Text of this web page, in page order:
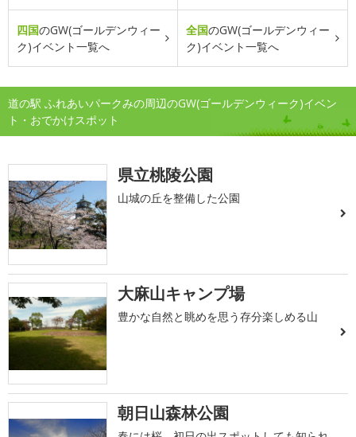
四国のGW(ゴールデンウィー
ク)イベント一覧へ
全国のGW(ゴールデンウィー
ク)イベント一覧へ
道の駅 ふれあいパークみの周辺のGW(ゴールデンウィーク)イベン
ト・おでかけスポット
県立桃陵公園
山城の丘を整備した公園
大麻山キャンプ場
豊かな自然と眺めを思う存分楽しめる山
朝日山森林公園